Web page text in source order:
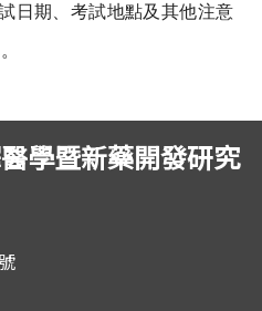
日期、考試地點及其他注意
學暨新藥開發研究